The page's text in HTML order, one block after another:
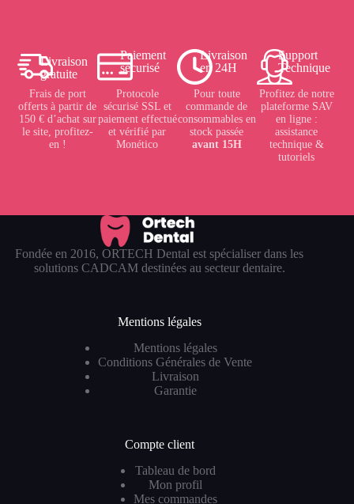
Livraison
gratuite
Frais de port
offerts à partir de
150 € d’achat sur
le site, profitez-
en !
Paiement
sécurisé
Protocole
sécurisé SSL et
paiement effectué
et vérifié par
Monético
Livraison
en 24H
Pour toute
commande de
consommables en
stock passée
avant 15H
Support
Technique
Profitez de notre
plateforme SAV
en ligne :
assistance
technique &
tutoriels
Fondée en 2016, ORTECH Dental est spécialiser dans les
solutions CADCAM destinées au secteur dentaire.
Mentions légales
Mentions légales
Conditions Générales de Vente
Livraison
Garantie
Compte client
Tableau de bord
Mon profil
Mes commandes